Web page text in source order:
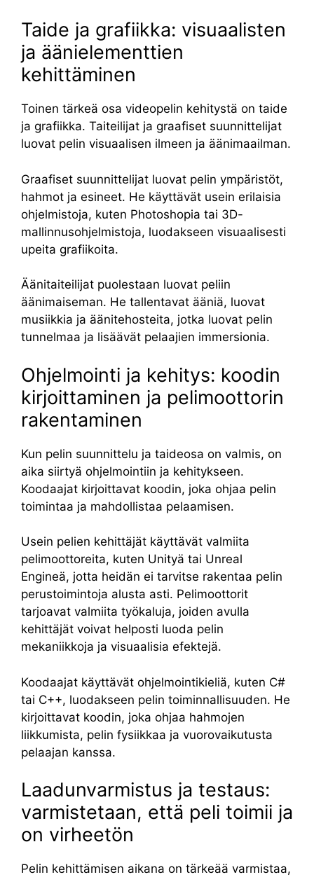
Taide ja grafiikka: visuaalisten
ja äänielementtien
kehittäminen
Toinen tärkeä osa videopelin kehitystä on taide
ja grafiikka. Taiteilijat ja graafiset suunnittelijat
luovat pelin visuaalisen ilmeen ja äänimaailman.
Graafiset suunnittelijat luovat pelin ympäristöt,
hahmot ja esineet. He käyttävät usein erilaisia ​​
ohjelmistoja, kuten Photoshopia tai 3D-
mallinnusohjelmistoja, luodakseen visuaalisesti
upeita grafiikoita.
Äänitaiteilijat puolestaan ​​luovat peliin
äänimaiseman. He tallentavat ääniä, luovat
musiikkia ja äänitehosteita, jotka luovat pelin
tunnelmaa ja lisäävät pelaajien immersionia.
Ohjelmointi ja kehitys: koodin
kirjoittaminen ja pelimoottorin
rakentaminen
Kun pelin suunnittelu ja taideosa on valmis, on
aika siirtyä ohjelmointiin ja kehitykseen.
Koodaajat kirjoittavat koodin, joka ohjaa pelin
toimintaa ja mahdollistaa pelaamisen.
Usein pelien kehittäjät käyttävät valmiita
pelimoottoreita, kuten Unityä tai Unreal
Engineä, jotta heidän ei tarvitse rakentaa pelin
perustoimintoja alusta asti. Pelimoottorit
tarjoavat valmiita työkaluja, joiden avulla
kehittäjät voivat helposti luoda pelin
mekaniikkoja ja visuaalisia efektejä.
Koodaajat käyttävät ohjelmointikieliä, kuten C#
tai C++, luodakseen pelin toiminnallisuuden. He
kirjoittavat koodin, joka ohjaa hahmojen
liikkumista, pelin fysiikkaa ja vuorovaikutusta
pelaajan kanssa.
Laadunvarmistus ja testaus:
varmistetaan, että peli toimii ja
on virheetön
Pelin kehittämisen aikana on tärkeää varmistaa,